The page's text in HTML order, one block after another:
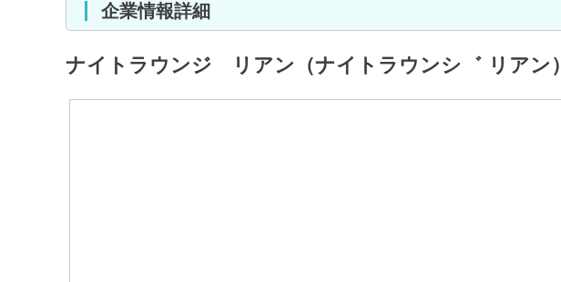
企業情報詳細
ナイトラウンジ リアン（ナイトラウンシ゛ リアン）